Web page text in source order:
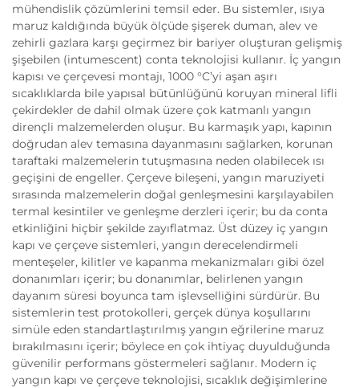
mühendislik çözümlerini temsil eder. Bu sistemler, ısıya
maruz kaldığında büyük ölçüde şişerek duman, alev ve
zehirli gazlara karşı geçirmez bir bariyer oluşturan gelişmiş
şişebilen (intumescent) conta teknolojisi kullanır. İç yangın
kapısı ve çerçevesi montajı, 1000 °C’yi aşan aşırı
sıcaklıklarda bile yapısal bütünlüğünü koruyan mineral lifli
çekirdekler de dahil olmak üzere çok katmanlı yangın
dirençli malzemelerden oluşur. Bu karmaşık yapı, kapının
doğrudan alev temasına dayanmasını sağlarken, korunan
taraftaki malzemelerin tutuşmasına neden olabilecek ısı
geçişini de engeller. Çerçeve bileşeni, yangın maruziyeti
sırasında malzemelerin doğal genleşmesini karşılayabilen
termal kesintiler ve genleşme derzleri içerir; bu da conta
etkinliğini hiçbir şekilde zayıflatmaz. Üst düzey iç yangın
kapı ve çerçeve sistemleri, yangın derecelendirmeli
menteşeler, kilitler ve kapanma mekanizmaları gibi özel
donanımları içerir; bu donanımlar, belirlenen yangın
dayanım süresi boyunca tam işlevselliğini sürdürür. Bu
sistemlerin test protokolleri, gerçek dünya koşullarını
simüle eden standartlaştırılmış yangın eğrilerine maruz
bırakılmasını içerir; böylece en çok ihtiyaç duyulduğunda
güvenilir performans göstermeleri sağlanır. Modern iç
yangın kapı ve çerçeve teknolojisi, sıcaklık değişimlerine